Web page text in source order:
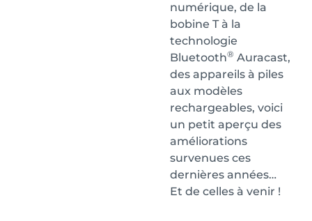
numérique, de la
bobine T à la
technologie
Bluetooth® Auracast,
des appareils à piles
aux modèles
rechargeables, voici
un petit aperçu des
améliorations
survenues ces
dernières années…
Et de celles à venir !